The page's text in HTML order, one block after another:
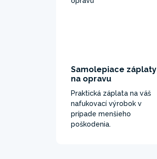
Samolepiace záplaty
na opravu
Praktická záplata na váš
nafukovací výrobok v
prípade menšieho
poškodenia.